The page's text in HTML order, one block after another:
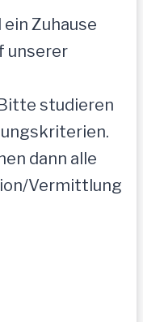
Zuhause
unserer
Bitte studieren
dann alle
Vermittlung